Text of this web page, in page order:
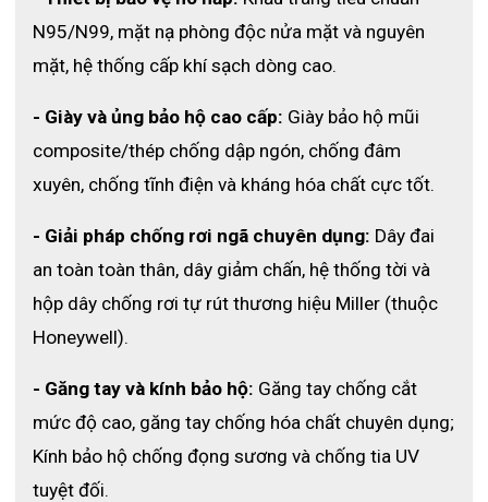
N95/N99, mặt nạ phòng độc nửa mặt và nguyên
mặt, hệ thống cấp khí sạch dòng cao.
- Giày và ủng bảo hộ cao cấp: Giày bảo hộ mũi
composite/thép chống dập ngón, chống đâm
xuyên, chống tĩnh điện và kháng hóa chất cực tốt.
- Giải pháp chống rơi ngã chuyên dụng: Dây đai
an toàn toàn thân, dây giảm chấn, hệ thống tời và
hộp dây chống rơi tự rút thương hiệu Miller (thuộc
Honeywell).
- Găng tay và kính bảo hộ: Găng tay chống cắt
mức độ cao, găng tay chống hóa chất chuyên dụng;
Kính bảo hộ chống đọng sương và chống tia UV
tuyệt đối.